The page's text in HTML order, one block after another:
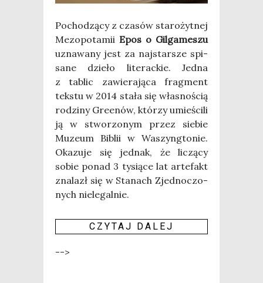
Pocho­dzą­cy z cza­sów sta­ro­żyt­nej
Mezo­po­ta­mii Epos o Gil­ga­me­szu
uzna­wa­ny jest za naj­star­sze spi­
sa­ne dzie­ło lite­rac­kie. Jed­na
z tablic zawie­ra­ją­ca frag­ment
tek­stu w 2014 sta­ła się wła­sno­ścią
rodzi­ny Gre­enów, któ­rzy umie­ści­li
ją w stwo­rzo­nym przez sie­bie
Muzeum Biblii w Waszyng­to­nie.
Oka­zu­je się jed­nak, że liczą­cy
sobie ponad 3 tysią­ce lat arte­fakt
zna­lazł się w Sta­nach Zjed­no­czo­
nych nie­le­gal­nie.
CZY­TAJ DALEJ
-->